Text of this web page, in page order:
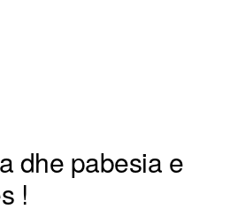
dhe pabesia e
!